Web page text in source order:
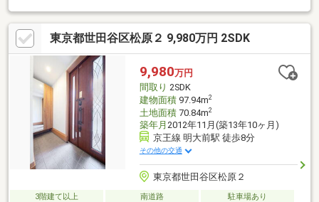
の開口で接していないため再建築はできません詳しくは営業スタ
ッフよりご案内いたします。≪フリーコール：0120-098-811≫に
お問い合わせ下さい。本物件に関するご質問・ご要望等ございま
したら、お気軽にお問い合わせください。ご連絡を心よりお待ち
しております。
東京都世田谷区松原２ 9,980万円 2SDK
9,980万円
間取り 2SDK
建物面積97.94m2
土地面積70.84m2
築年月 2012年11月(築13年10ヶ月)
京王線 明大前駅 徒歩8分
その他の交通
東京都世田谷区松原２
3階建て以上 南道路
駐車場あり